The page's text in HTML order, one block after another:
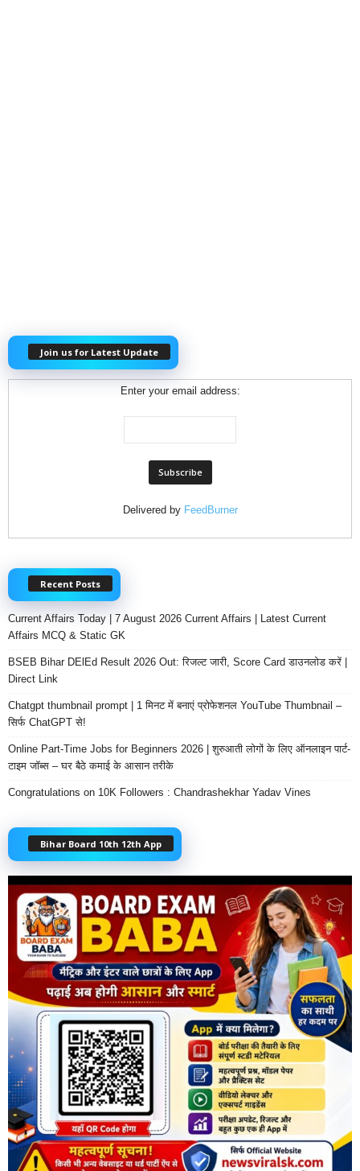
Join us for Latest Update
Enter your email address:
Delivered by FeedBurner
Recent Posts
Current Affairs Today | 7 August 2026 Current Affairs | Latest Current
Affairs MCQ & Static GK
BSEB Bihar DElEd Result 2026 Out: रिजल्ट जारी, Score Card डाउनलोड करें |
Direct Link
Chatgpt thumbnail prompt | 1 मिनट में बनाएं प्रोफेशनल YouTube Thumbnail –
सिर्फ ChatGPT से!
Online Part-Time Jobs for Beginners 2026 | शुरुआती लोगों के लिए ऑनलाइन पार्ट-
टाइम जॉब्स – घर बैठे कमाई के आसान तरीके
Congratulations on 10K Followers : Chandrashekhar Yadav Vines
Bihar Board 10th 12th App